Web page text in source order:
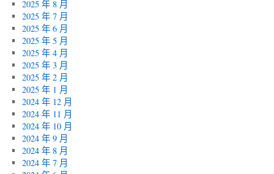
2025 年 8 月
2025 年 7 月
2025 年 6 月
2025 年 5 月
2025 年 4 月
2025 年 3 月
2025 年 2 月
2025 年 1 月
2024 年 12 月
2024 年 11 月
2024 年 10 月
2024 年 9 月
2024 年 8 月
2024 年 7 月